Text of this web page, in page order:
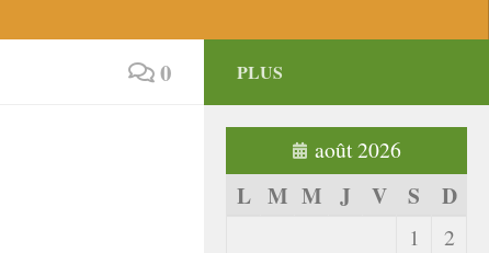
0 PLUS
août 2026
L M M J V S D
1
2